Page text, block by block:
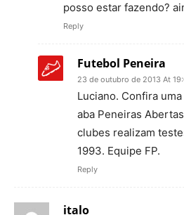
posso estar fazendo?
Reply
Futebol Peneira
23 de outubro de 2013 At
Luciano. Confira
aba Peneiras
clubes realizam
1993. Equipe FP.
Reply
italo